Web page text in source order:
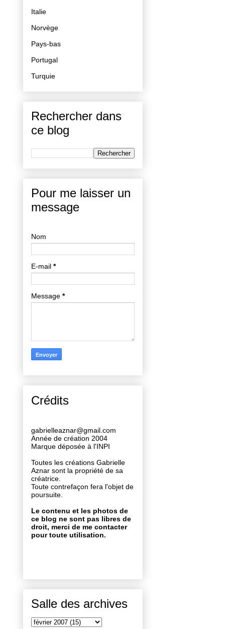
Italie
Norvège
Pays-bas
Portugal
Turquie
Rechercher dans
ce blog
Pour me laisser un
message
Nom
E-mail *
Message *
Crédits
gabrielleaznar@gmail.com
Année de création 2004
Marque déposée à l'INPI
Toutes les créations Gabrielle
Aznar sont la propriété de sa
créatrice.
Toute contrefaçon fera l'objet de
poursuite.
Le contenu et les photos de
ce blog ne sont pas libres de
droit, merci de me contacter
pour toute utilisation.
Salle des archives